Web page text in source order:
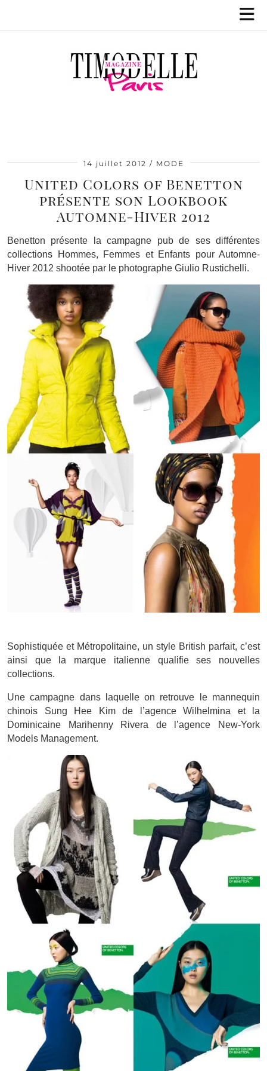
14 juillet 2012 MODE
United Colors of Benetton
présente son Lookbook
Automne-Hiver 2012
Benetton présente la campagne pub de ses différentes
collections Hommes, Femmes et Enfants pour Automne-
Hiver 2012 shootée par le photographe Giulio Rustichelli.
Sophistiquée et Métropolitaine, un style British parfait, c’est
ainsi que la marque italienne qualifie ses nouvelles
collections.
Une campagne dans laquelle on retrouve le mannequin
chinois Sung Hee Kim de l’agence Wilhelmina et la
Dominicaine Marihenny Rivera de l’agence New-York
Models Management.